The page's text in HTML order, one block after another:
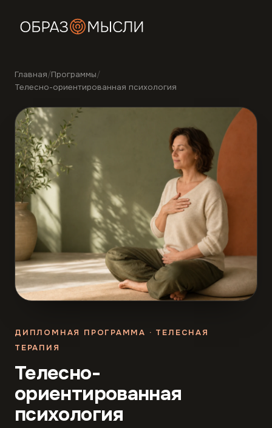
Главная/Программы/
Телесно-ориентированная психология
ДИПЛОМНАЯ ПРОГРАММА · ТЕЛЕСНАЯ
ТЕРАПИЯ
Телесно-
ориентированная
психология